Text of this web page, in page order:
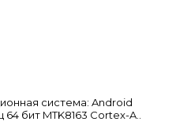
система: Android
бит MTK8163 Cortex-A..